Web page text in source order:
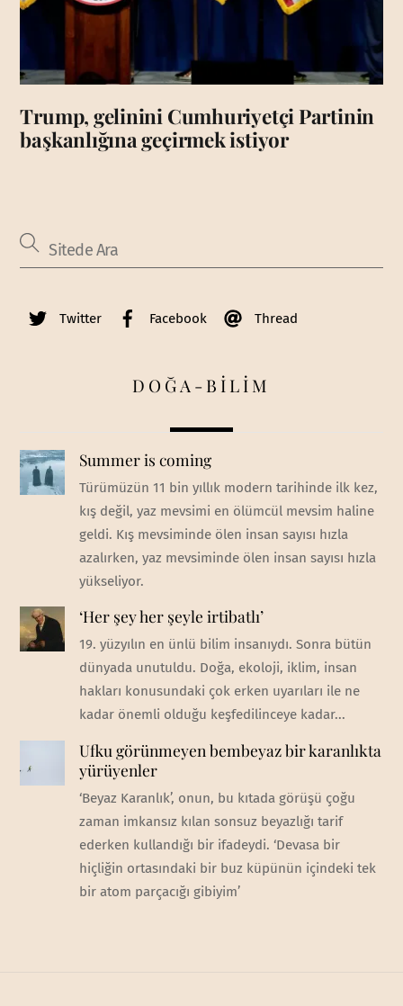
Trump, gelinini Cumhuriyetçi Partinin
başkanlığına geçirmek istiyor
Twitter Facebook Thread
DOĞA-BİLİM
Summer is coming
Türümüzün 11 bin yıllık modern tarihinde ilk kez,
kış değil, yaz mevsimi en ölümcül mevsim haline
geldi. Kış mevsiminde ölen insan sayısı hızla
azalırken, yaz mevsiminde ölen insan sayısı hızla
yükseliyor.
‘Her şey her şeyle irtibatlı’
19. yüzyılın en ünlü bilim insanıydı. Sonra bütün
dünyada unutuldu. Doğa, ekoloji, iklim, insan
hakları konusundaki çok erken uyarıları ile ne
kadar önemli olduğu keşfedilinceye kadar...
Ufku görünmeyen bembeyaz bir karanlıkta
yürüyenler
‘Beyaz Karanlık’, onun, bu kıtada görüşü çoğu
zaman imkansız kılan sonsuz beyazlığı tarif
ederken kullandığı bir ifadeydi. ‘Devasa bir
hiçliğin ortasındaki bir buz küpünün içindeki tek
bir atom parçacığı gibiyim’